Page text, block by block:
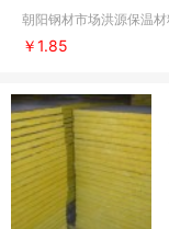
朝阳钢材市场洪源保温
￥1.85